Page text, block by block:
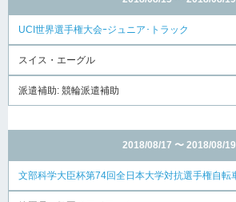
UCI世界選手権大会ｰジュニア･トラック
スイス・エーグル
派遣補助: 競輪派遣補助
2018/08/17 〜 2018/08/19
文部科学大臣杯第74回全日本大学対抗選手権自転